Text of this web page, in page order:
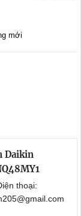
mới
Daikin
thoại: